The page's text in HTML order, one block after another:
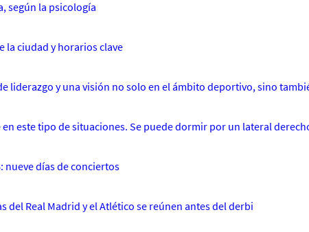
según la psicología
la ciudad y horarios clave
liderazgo y una visión no solo en el ámbito deportivo, sino
este tipo de situaciones. Se puede dormir por un lateral
nueve días de conciertos
del Real Madrid y el Atlético se reúnen antes del derbi